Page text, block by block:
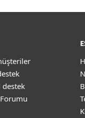
destek